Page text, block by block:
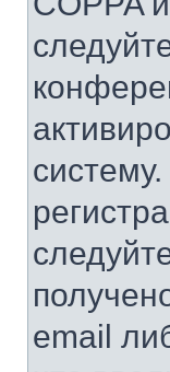
email